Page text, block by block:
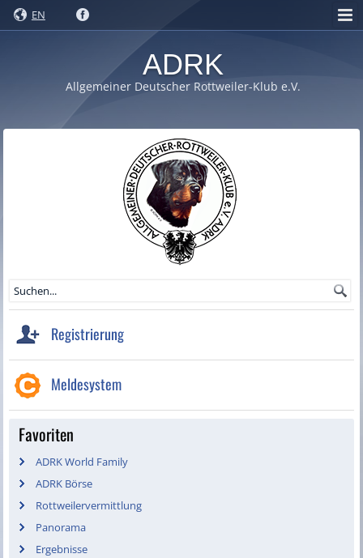
EN
ADRK
Allgemeiner Deutscher Rottweiler-Klub e.V.
Registrierung
Meldesystem
Favoriten
ADRK World Family
ADRK Börse
Rottweilervermittlung
Panorama
Ergebnisse